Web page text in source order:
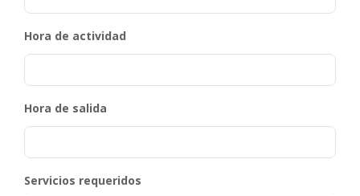
Hora de actividad
Hora de salida
Servicios requeridos